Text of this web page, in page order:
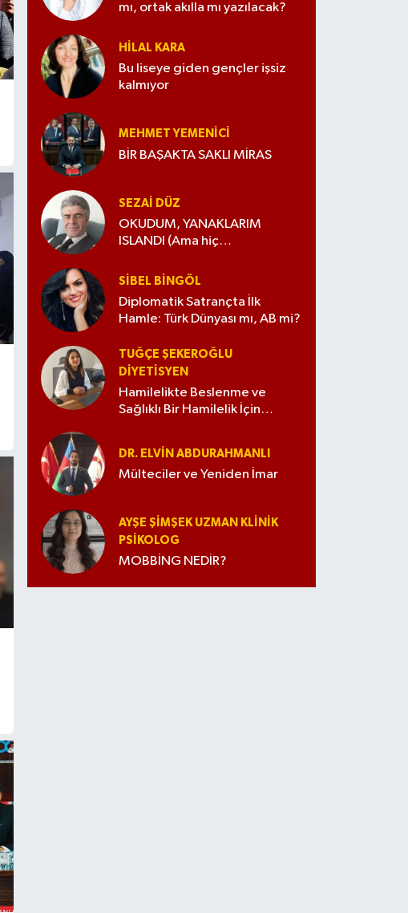
mı, ortak akılla mı yazılacak?
HILAL KARA
Bu liseye giden gençler işsiz
kalmıyor
MEHMET YEMENICI
BİR BAŞAKTA SAKLI MİRAS
SEZAI DÜZ
OKUDUM, YANAKLARIM
ISLANDI (Ama hiç
SIBEL BINGÖL
Diplomatik Satrançta İlk
Hamle: Türk Dünyası mı, AB mi?
TUĞÇE ŞEKEROĞLU
DIYETISYEN
Hamilelikte Beslenme ve
Sağlıklı Bir Hamilelik İçin
DR. ELVIN ABDURAHMANLI
Mülteciler ve Yeniden İmar
AYŞE ŞIMŞEK UZMAN KLINIK
PSIKOLOG
MOBBİNG NEDİR?